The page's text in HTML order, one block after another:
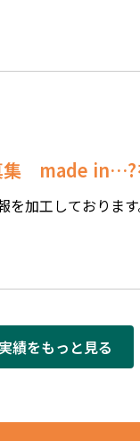
集 made in…?
加工しておりま
績をもっと見る